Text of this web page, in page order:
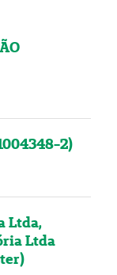
2)
Ltda,
Ltda